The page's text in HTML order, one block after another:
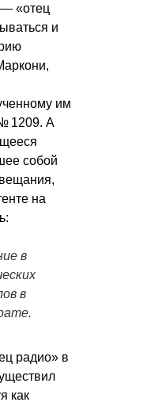
«отец
и
им
1209. А
собой
на
в
в
.
радио» в
как